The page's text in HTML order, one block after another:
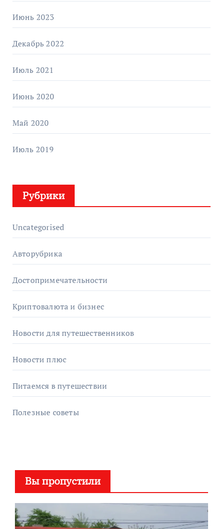
Июнь 2023
Декабрь 2022
Июль 2021
Июнь 2020
Май 2020
Июль 2019
Рубрики
Uncategorised
Авторубрика
Достопримечательности
Криптовалюта и бизнес
Новости для путешественников
Новости плюс
Питаемся в путешествии
Полезные советы
Вы пропустили